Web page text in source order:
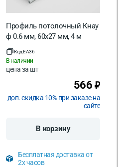
Профиль потолочный Кнау
ф 0.6 мм, 60х27 мм, 4 м
Код:EA36
В наличии
цена за шт
566 ₽
доп. скидка 10% при заказе на
сайте
В корзину
Бесплатная доставка от
2х часов